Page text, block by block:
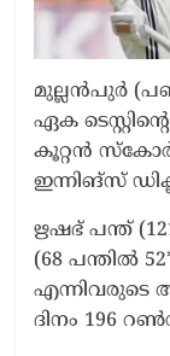
മുല്ലൻപുർ
ഏക
കൂറ്റൻ
ഇന്നിങ്സ്
ഋഷഭ് പന്ത്
(68 പന്തിൽ
എന്നിവരുടെ
ദിനം 196